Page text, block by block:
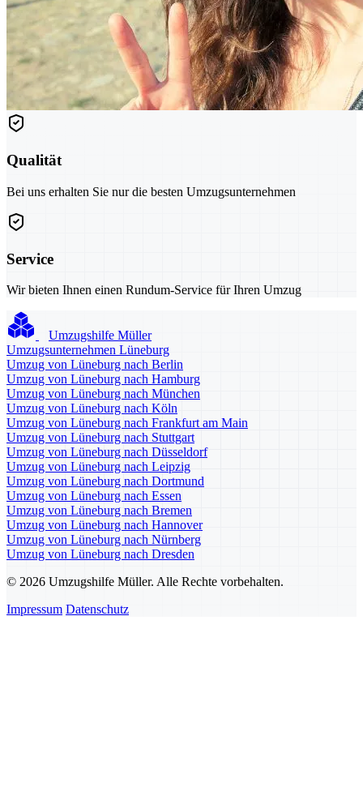
Qualität
Bei uns erhalten Sie nur die besten Umzugsunternehmen
Service
Wir bieten Ihnen einen Rundum-Service für Ihren Umzug
Umzugshilfe Müller
Umzugsunternehmen Lüneburg
Umzug von Lüneburg nach Berlin
Umzug von Lüneburg nach Hamburg
Umzug von Lüneburg nach München
Umzug von Lüneburg nach Köln
Umzug von Lüneburg nach Frankfurt am Main
Umzug von Lüneburg nach Stuttgart
Umzug von Lüneburg nach Düsseldorf
Umzug von Lüneburg nach Leipzig
Umzug von Lüneburg nach Dortmund
Umzug von Lüneburg nach Essen
Umzug von Lüneburg nach Bremen
Umzug von Lüneburg nach Hannover
Umzug von Lüneburg nach Nürnberg
Umzug von Lüneburg nach Dresden
© 2026 Umzugshilfe Müller. Alle Rechte vorbehalten.
Impressum Datenschutz